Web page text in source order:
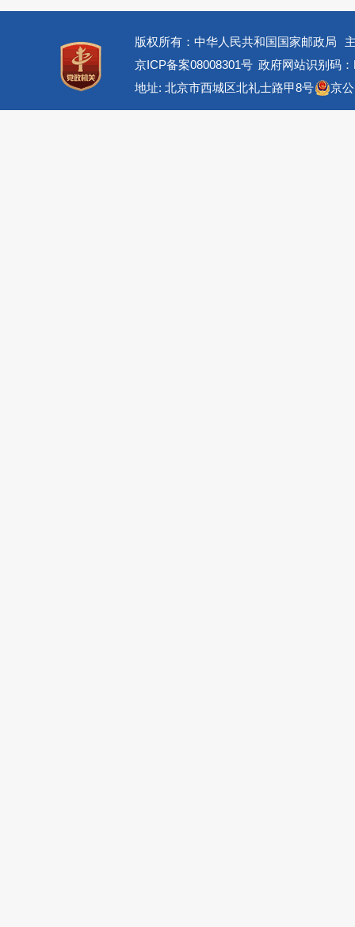
版权所有：中华人民共和国国家邮政局
京ICP备案08008301号 政府网站识别码
地址: 北京市西城区北礼士路甲8号
京